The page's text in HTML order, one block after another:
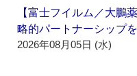
【富士フイルム／大鵬
略的パートナーシップ
2026年08月05日 (水)